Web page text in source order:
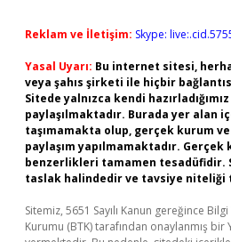
Reklam ve İletişim: Skype:
Yasal Uyarı: Bu internet sitesi,
veya şahıs şirketi ile hiçbir
Sitede yalnızca kendi
paylaşılmaktadır. Burada yer alan
taşımamakta olup, gerçek kurum
paylaşım yapılmamaktadır.
benzerlikleri tamamen tesadüfidir.
taslak halindedir ve tavsiye niteliği
Sitemiz, 5651 Sayılı Kanun gereğince
Kurumu (BTK) tarafından onaylanmış bir